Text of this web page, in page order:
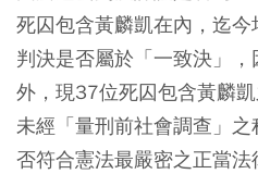
死囚包含黃麟凱在內，迄
判決是否屬於「一致決」
外，現37位死囚包含黃麟
未經「量刑前社會調查」
否符合憲法最嚴密之正當法